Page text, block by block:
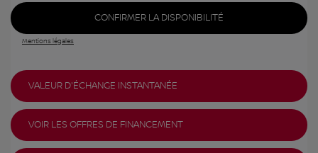
CONFIRMER LA DISPONIBILITÉ
Mentions légales
VALEUR D'ÉCHANGE INSTANTANÉE
VOIR LES OFFRES DE FINANCEMENT